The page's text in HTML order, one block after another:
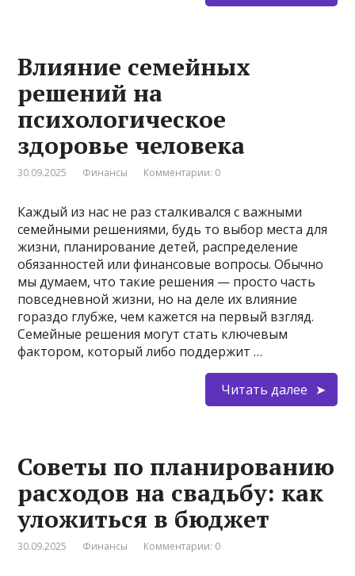
Влияние семейных
решений на
психологическое
здоровье человека
30.09.2025 Финансы Комментарии: 0
Каждый из нас не раз сталкивался с важными
семейными решениями, будь то выбор места для
жизни, планирование детей, распределение
обязанностей или финансовые вопросы. Обычно
мы думаем, что такие решения — просто часть
повседневной жизни, но на деле их влияние
гораздо глубже, чем кажется на первый взгляд.
Семейные решения могут стать ключевым
фактором, который либо поддержит …
Читать далее
Советы по планированию
расходов на свадьбу: как
уложиться в бюджет
30.09.2025 Финансы Комментарии: 0